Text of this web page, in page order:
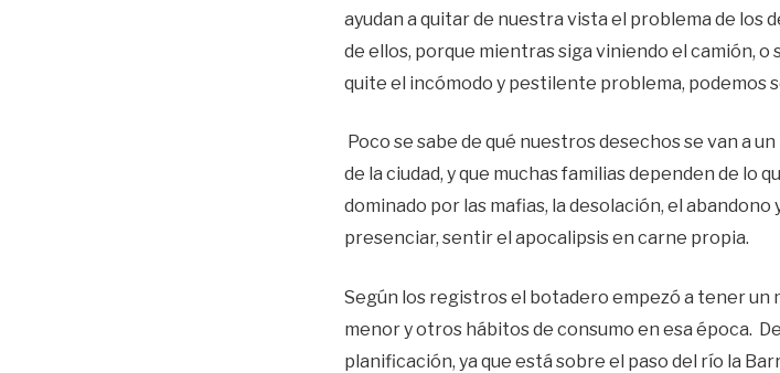
ayudan a quitar de nuestra vista el problema de los
de ellos, porque mientras siga viniendo el camión, o
quite el incómodo y pestilente problema, podemos
Poco se sabe de qué nuestros desechos se van a
de la ciudad, y que muchas familias dependen de lo
dominado por las mafias, la desolación, el
presenciar, sentir el apocalipsis en carne propia.
Según los registros el botadero empezó a tener un
menor y otros hábitos de consumo en esa época.
planificación, ya que está sobre el paso del río la